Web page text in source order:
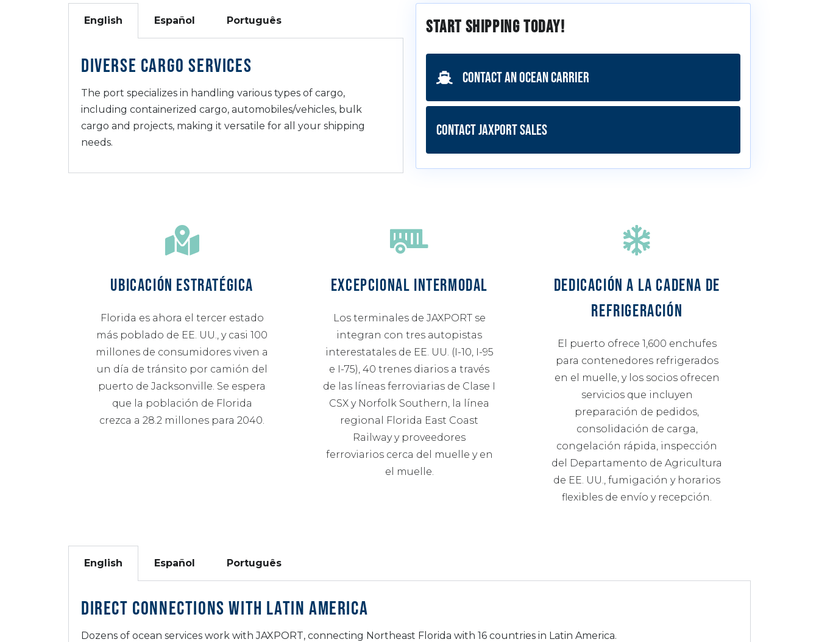
English Español Português
Diverse Cargo Services
The port specializes in handling various types of cargo,
including containerized cargo, automobiles/vehicles, bulk
cargo and projects, making it versatile for all your shipping
needs.
Start Shipping Today!
Contact an Ocean Carrier
Contact JAXPORT Sales
UBICACIÓN ESTRATÉGICA
Florida es ahora el tercer estado
más poblado de EE. UU., y casi 100
millones de consumidores viven a
un día de tránsito por camión del
puerto de Jacksonville. Se espera
que la población de Florida
crezca a 28.2 millones para 2040.
EXCEPCIONAL INTERMODAL
Los terminales de JAXPORT se
integran con tres autopistas
interestatales de EE. UU. (I-10, I-95
e I-75), 40 trenes diarios a través
de las líneas ferroviarias de Clase I
CSX y Norfolk Southern, la línea
regional Florida East Coast
Railway y proveedores
ferroviarios cerca del muelle y en
el muelle.
DEDICACIÓN A LA CADENA DE
REFRIGERACIÓN
El puerto ofrece 1,600 enchufes
para contenedores refrigerados
en el muelle, y los socios ofrecen
servicios que incluyen
preparación de pedidos,
consolidación de carga,
congelación rápida, inspección
del Departamento de Agricultura
de EE. UU., fumigación y horarios
flexibles de envío y recepción.
English Español Português
Direct Connections with Latin America
Dozens of ocean services work with JAXPORT, connecting Northeast Florida with 16 countries in Latin America.